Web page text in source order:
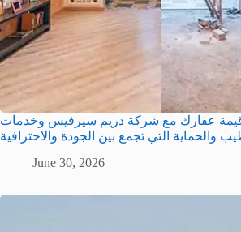
عقارك مع شركة دريم سيرفيس وخدمات
والحماية التي تجمع بين الجودة والاحترافية
June 30, 2026